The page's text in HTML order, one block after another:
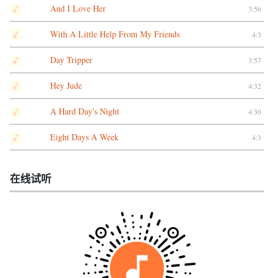
And I Love Her 3:56
With A Little Help From My Friends 4:3
Day Tripper 3:57
Hey Jude 4:32
A Hard Day's Night 4:30
Eight Days A Week 4:3
在线试听